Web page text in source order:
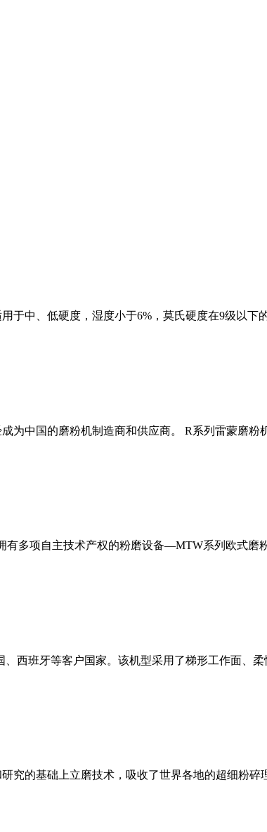
于中、低硬度，湿度小于6%，莫氏硬度在9级以
为中国的磨粉机制造商和供应商。 R系列雷蒙磨
多项自主技术产权的粉磨设备—MTW系列欧式磨
西班牙等客户国家。该机型采用了梯形工作面、
究的基础上立磨技术，吸收了世界各地的超细粉